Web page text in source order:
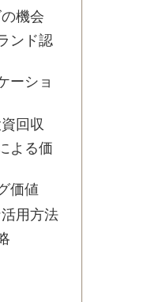
機会
ンド認
ーショ
回収
よる価
価値
用方法